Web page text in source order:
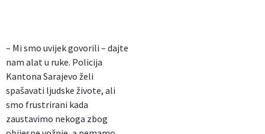
– Mi smo uvijek govorili – dajte
nam alat u ruke. Policija
Kantona Sarajevo želi
spašavati ljudske živote, ali
smo frustrirani kada
zaustavimo nekoga zbog